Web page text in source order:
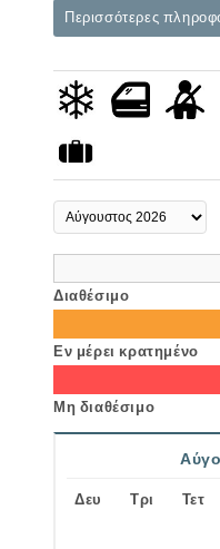
Περισσότερες
Διαθέσιμο
Εν μέρει κρατημένο
Μη διαθέσιμο
Δευ Τρι Τετ